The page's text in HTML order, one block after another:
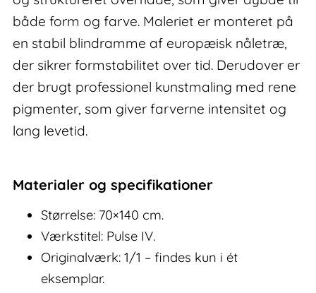
både form og farve. Maleriet er monteret på
en stabil blindramme af europæisk nåletræ,
der sikrer formstabilitet over tid. Derudover er
der brugt professionel kunstmaling med rene
pigmenter, som giver farverne intensitet og
lang levetid.
Materialer og specifikationer
Størrelse: 70×140 cm.
Værkstitel: Pulse IV.
Originalværk: 1/1 – findes kun i ét
eksemplar.